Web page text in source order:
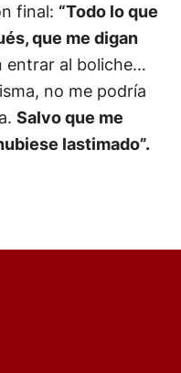
final: “Todo lo que
que me digan
entrar al boliche…
no me podría
Salvo que me
lastimado”.